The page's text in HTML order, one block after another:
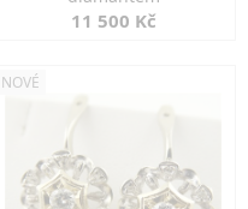
11 500 Kč
NOVÉ